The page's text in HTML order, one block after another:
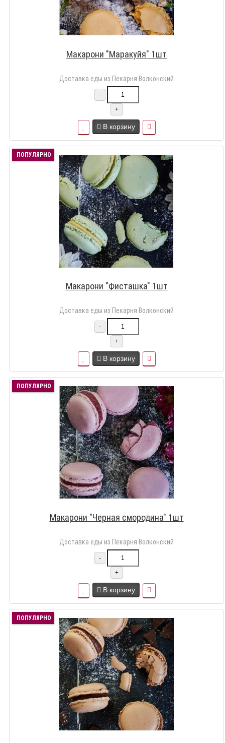
Макарони "Маракуйя" 1шт
Доставка еды из Пекарня Волконский
-
+
В корзину
ПОПУЛЯРНО
Макарони "Фисташка" 1шт
Доставка еды из Пекарня Волконский
-
+
В корзину
ПОПУЛЯРНО
Макарони "Черная смородина" 1шт
Доставка еды из Пекарня Волконский
-
+
В корзину
ПОПУЛЯРНО